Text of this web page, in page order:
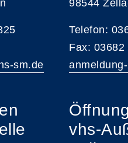
sm.de
98544
Telefon:
Fax: 03682
vhs-